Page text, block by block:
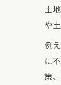
土
や
例
に
策